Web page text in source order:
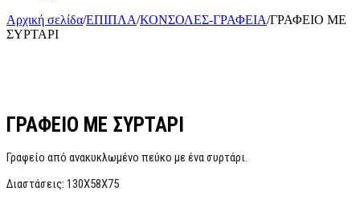
Αρχική σελίδα/ΕΠΙΠΛΑ/ΚΟΝΣΟΛΕΣ-ΓΡΑΦΕΙΑ/ΓΡΑΦΕΙΟ ΜΕ
ΣΥΡΤΑΡΙ
ΓΡΑΦΕΙΟ ΜΕ ΣΥΡΤΑΡΙ
Γραφείο από ανακυκλωμένο πεύκο με ένα συρτάρι.
Διαστάσεις: 130Χ58Χ75